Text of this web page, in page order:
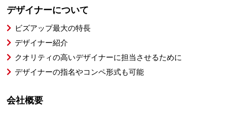
デザイナーについて
ビズアップ最大の特長
デザイナー紹介
クオリティの高いデザイナーに担当させるために
デザイナーの指名やコンペ形式も可能
会社概要